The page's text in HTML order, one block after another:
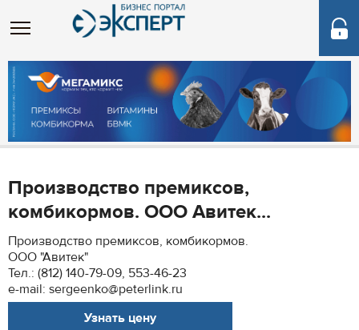
Производство премиксов,
комбикормов. ООО Авитек...
Производство премиксов, комбикормов.
ООО "Авитек"
Тел.: (812) 140-79-09, 553-46-23
e-mail: sergeenko@peterlink.ru
Узнать цену